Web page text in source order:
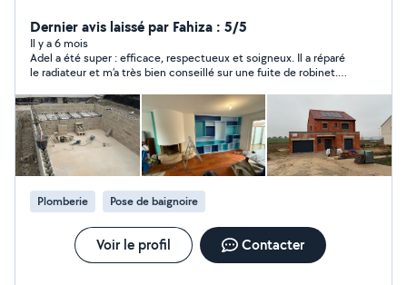
les jours de la semaine, devis et déplacement gratuit et
n'hésite pour plus de renseignements à très bientôt .
Dernier avis laissé par Fahiza : 5/5
Il y a 6 mois
Adel a été super : efficace, respectueux et soigneux. Il a réparé
le radiateur et m’a très bien conseillé sur une fuite de robinet.
Plomberie Pose de baignoire
Voir le profil Contacter